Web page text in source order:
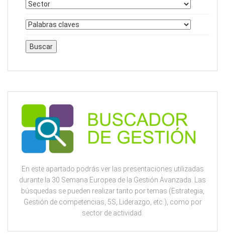
En este apartado podrás ver las presentaciones utilizadas
durante la 30 Semana Europea de la Gestión Avanzada. Las
búsquedas se pueden realizar tanto por temas (Estrategia,
Gestión de competencias, 5S, Liderazgo, etc.), como por
sector de actividad.